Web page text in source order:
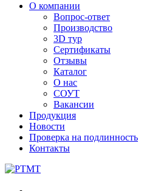
О компании
Вопрос-ответ
Производство
3D тур
Сертификаты
Отзывы
Каталог
О нас
СОУТ
Вакансии
Продукция
Новости
Проверка на подлинность
Контакты